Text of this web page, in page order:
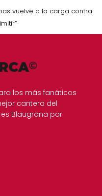
vuelve a la carga contra
los más fanáticos
cantera del
Blaugrana por